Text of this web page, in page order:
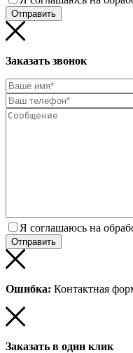
Заказать звонок
Я соглашаюсь на
Ошибка: Контактная
Заказать в один клик